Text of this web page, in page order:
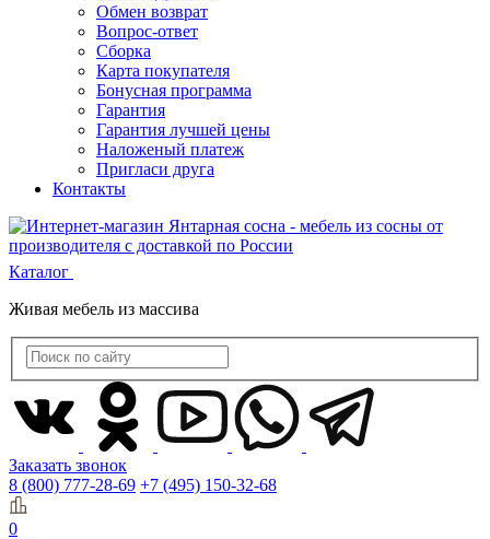
Обмен возврат
Вопрос-ответ
Сборка
Карта покупателя
Бонусная программа
Гарантия
Гарантия лучшей цены
Наложеный платеж
Пригласи друга
Контакты
Каталог
Живая мебель из массива
Заказать звонок
8 (800) 777-28-69 +7 (495) 150-32-68
0